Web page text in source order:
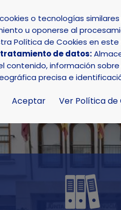
INICIO
o tecnologías
u oponerse al
Política de Cookies en este
de datos:
contenido, información
precisa e
Aceptar Ver Política de